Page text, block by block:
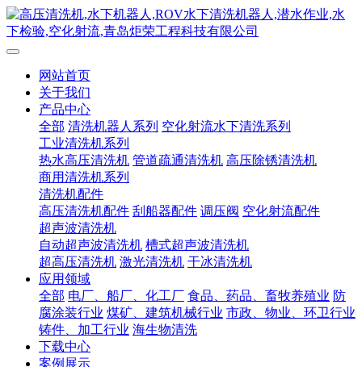
网站首页
关于我们
产品中心
全部 清洗机器人系列 空化射流水下清洗系列
工业清洗机系列
热水高压清洗机 管道疏通清洗机 高压除锈清洗机
商用清洗机系列
清洗机配件
高压清洗机配件 刮船器配件 调压阀 空化射流配件
超声波清洗机
自动超声波清洗机 槽式超声波清洗机
超高压清洗机 激光清洗机 干冰清洗机
应用领域
全部 电厂、船厂、化工厂 食品、药品、畜牧养殖业 防
腐涂装行业 煤矿、建筑机械行业 市政、物业、环卫行业
铸件、加工行业 海生物清洗
下载中心
案例展示